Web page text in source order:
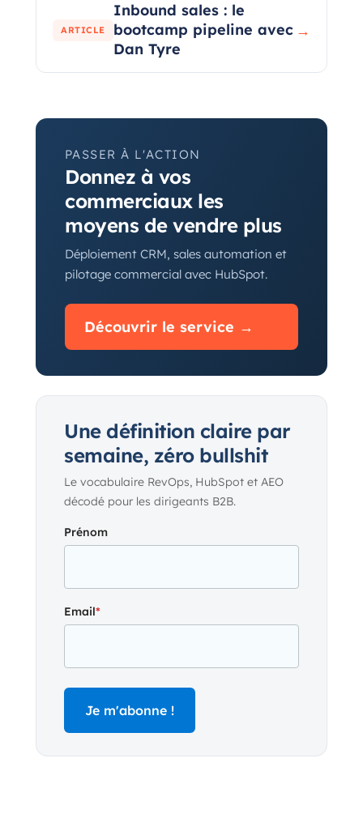
ARTICLE
Inbound sales : le
bootcamp pipeline avec
Dan Tyre
→
PASSER À L'ACTION
Donnez à vos
commerciaux les
moyens de vendre plus
Déploiement CRM, sales automation et
pilotage commercial avec HubSpot.
Découvrir le service →
Une définition claire par
semaine, zéro bullshit
Le vocabulaire RevOps, HubSpot et AEO
décodé pour les dirigeants B2B.
Prénom
Email*